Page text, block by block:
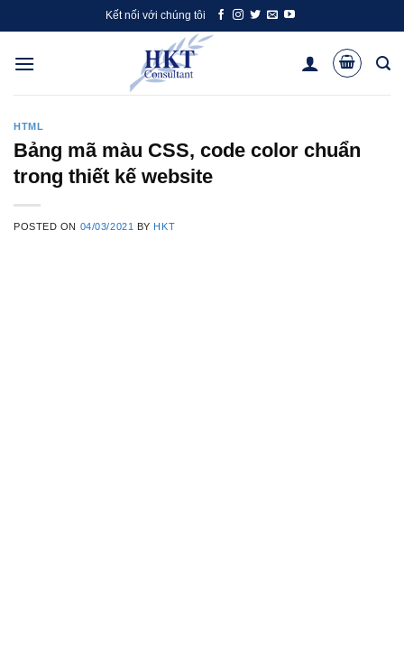
to
content
Kết nối với chúng tôi
HTML
Bảng mã màu CSS, code color chuẩn
trong thiết kế website
POSTED ON 04/03/2021 BY HKT